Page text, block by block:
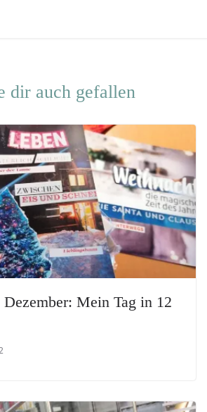
dir auch gefallen
Mein Tag in 12